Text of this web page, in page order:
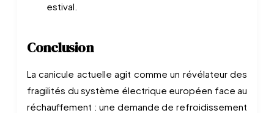
estival.
Conclusion
La canicule actuelle agit comme un révélateur des
fragilités du système électrique européen face au
réchauffement : une demande de refroidissement